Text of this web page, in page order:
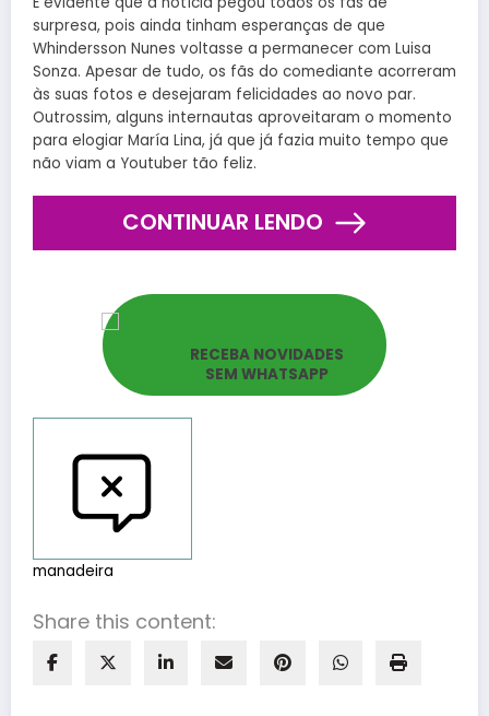
surpresa, pois ainda tinham esperanças de que
Whindersson Nunes voltasse a permanecer com Luisa
Sonza. Apesar de tudo, os fãs do comediante acorreram
às suas fotos e desejaram felicidades ao novo par.
Outrossim, alguns internautas aproveitaram o momento
para elogiar María Lina, já que já fazia muito tempo que
não viam a Youtuber tão feliz.
CONTINUAR LENDO
RECEBA NOVIDADES
SEM WHATSAPP
manadeira
Share this content: